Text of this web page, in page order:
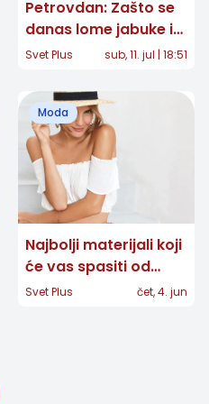
Petrovdan: Zašto se
danas lome jabuke i
šta nam proriče cvet
Svet Plus sub, 11. jul | 18:51
Moda
Najbolji materijali koji
će vas spasiti od
vrućine ovog leta
Svet Plus čet, 4. jun